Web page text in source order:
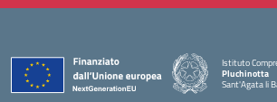
Istituto
Pluchinotta
Sant'Agata li
— Visita la